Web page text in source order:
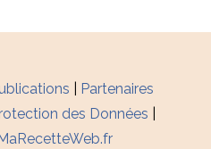
Partenaires
des Données
MaRecetteWeb.fr